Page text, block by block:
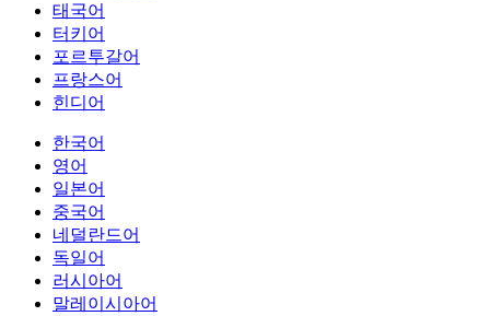
태국어
터키어
포르투갈어
프랑스어
힌디어
한국어
영어
일본어
중국어
네덜란드어
독일어
러시아어
말레이시아어